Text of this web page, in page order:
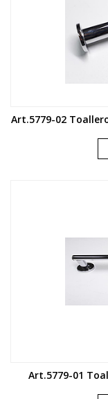
Art.5779-02
Art.5779-01